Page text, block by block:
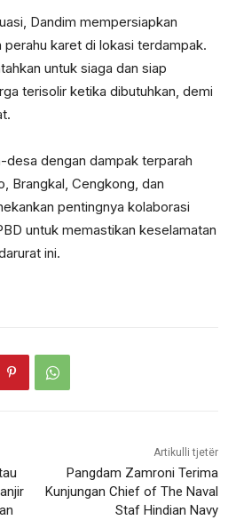
Dandim mempersiapkan
karet di lokasi terdampak.
untuk siaga dan siap
terisolir ketika dibutuhkan, demi
desa dengan dampak terparah
Brangkal, Cengkong, dan
pentingnya kolaborasi
untuk memastikan keselamatan
ini.
Artikulli tjetër
Pangdam Zamroni Terima
Kunjungan Chief of The Naval
Staf Hindian Navy